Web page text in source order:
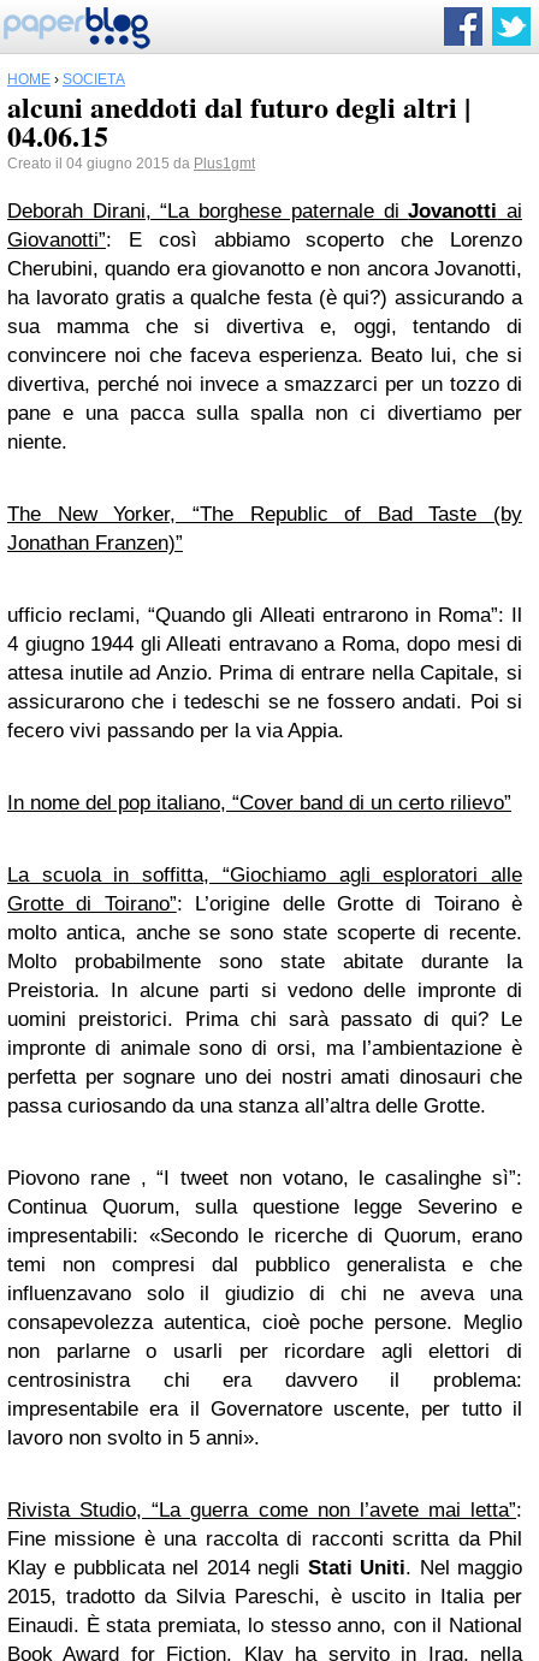
HOME › SOCIETÀ
alcuni aneddoti dal futuro degli altri |
04.06.15
Creato il 04 giugno 2015 da Plus1gmt
Deborah Dirani, “La borghese paternale diJovanotti ai
Giovanotti”: E così abbiamo scoperto che Lorenzo
Cherubini, quando era giovanotto e non ancora Jovanotti,
ha lavorato gratis a qualche festa (è qui?) assicurando a
sua mamma che si divertiva e, oggi, tentando di
convincere noi che faceva esperienza. Beato lui, che si
divertiva, perché noi invece a smazzarci per un tozzo di
pane e una pacca sulla spalla non ci divertiamo per
niente.
The New Yorker, “The Republic of Bad Taste (by
Jonathan Franzen)”
ufficio reclami, “Quando gli Alleati entrarono in Roma”: Il
4 giugno 1944 gli Alleati entravano a Roma, dopo mesi di
attesa inutile ad Anzio. Prima di entrare nella Capitale, si
assicurarono che i tedeschi se ne fossero andati. Poi si
fecero vivi passando per la via Appia.
In nome del pop italiano, “Cover band di un certo rilievo”
La scuola in soffitta, “Giochiamo agli esploratori alle
Grotte di Toirano”: L’origine delle Grotte di Toirano è
molto antica, anche se sono state scoperte di recente.
Molto probabilmente sono state abitate durante la
Preistoria. In alcune parti si vedono delle impronte di
uomini preistorici. Prima chi sarà passato di qui? Le
impronte di animale sono di orsi, ma l’ambientazione è
perfetta per sognare uno dei nostri amati dinosauri che
passa curiosando da una stanza all’altra delle Grotte.
Piovono rane , “I tweet non votano, le casalinghe sì”:
Continua Quorum, sulla questione legge Severino e
impresentabili: «Secondo le ricerche di Quorum, erano
temi non compresi dal pubblico generalista e che
influenzavano solo il giudizio di chi ne aveva una
consapevolezza autentica, cioè poche persone. Meglio
non parlarne o usarli per ricordare agli elettori di
centrosinistra chi era davvero il problema:
impresentabile era il Governatore uscente, per tutto il
lavoro non svolto in 5 anni».
Rivista Studio, “La guerra come non l’avete mai letta”:
Fine missione è una raccolta di racconti scritta da Phil
Klay e pubblicata nel 2014 negli Stati Uniti. Nel maggio
2015, tradotto da Silvia Pareschi, è uscito in Italia per
Einaudi. È stata premiata, lo stesso anno, con il National
Book Award for Fiction. Klay ha servito in Iraq, nella